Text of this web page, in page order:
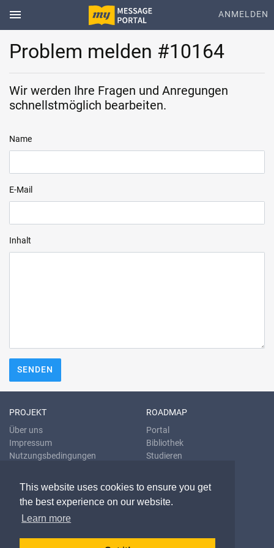
This website uses cookies to ensure you get
the best experience on our website.
Learn more
menu ANMELDEN
Problem melden #10164
Wir werden Ihre Fragen und Anregungen
schnellstmöglich bearbeiten.
Name
E-Mail
Inhalt
SENDEN
PROJEKT
Über uns
Impressum
Nutzungsbedingungen
ROADMAP
Portal
Bibliothek
Studieren
KONTAKT & HILFE
E-Mail